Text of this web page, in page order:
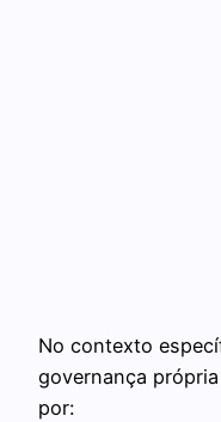
No contexto
governança
por: